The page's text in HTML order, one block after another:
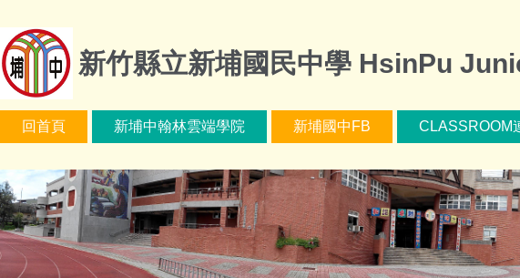
到
主
要
內
區
新竹縣立新埔國民中學 HsinPu
回首頁 新埔中翰林雲端學院 新埔國中FB CLASSROOM